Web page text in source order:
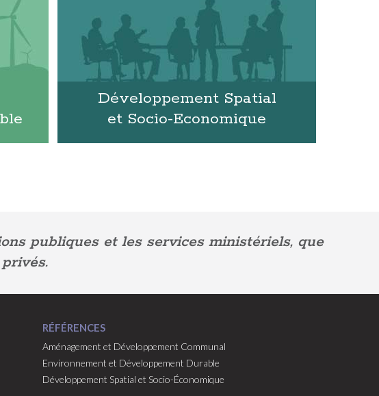
Développement Spatial
et Socio-Economique
publiques et les services ministériels, que
RÉFÉRENCES
Aménagement et Développement Communal
Environnement et Développement Durable
Développement Spatial et Socio-Économique